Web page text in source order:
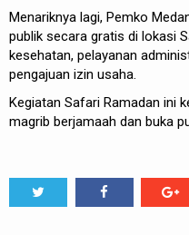
Menariknya lagi, Pemko
publik secara gratis di lokasi
kesehatan, pelayanan
pengajuan izin usaha.
Kegiatan Safari Ramadan ini
magrib berjamaah dan buka